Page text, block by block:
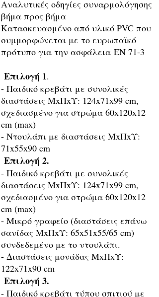
Αναλυτικές οδηγίες συναρμολόγησης
βήμα προς βήμα
Κατασκευασμένο από υλικό PVC που
συμμορφώνεται με το ευρωπαϊκό
πρότυπο για την ασφάλεια EN 71-3
Επιλογή 1.
- Παιδικό κρεβάτι με συνολικές
διαστάσεις ΜxΠxΥ: 124x71x99 cm,
σχεδιασμένο για στρώμα 60x120x12
cm (max)
- Ντουλάπι με διαστάσεις ΜxΠxΥ:
71x55x90 cm
Επιλογή 2.
- Παιδικό κρεβάτι με συνολικές
διαστάσεις ΜxΠxΥ: 124x71x99 cm,
σχεδιασμένο για στρώμα 60x120x12
cm (max)
- Μικρό γραφείο (διαστάσεις επάνω
σανίδας ΜxΠxΥ: 65x51x55/65 cm)
συνδεδεμένο με το ντουλάπι.
- Διαστάσεις μονάδας ΜxΠxΥ:
122x71x90 cm
Επιλογή 3.
- Παιδικό κρεβάτι τύπου σπιτιού με